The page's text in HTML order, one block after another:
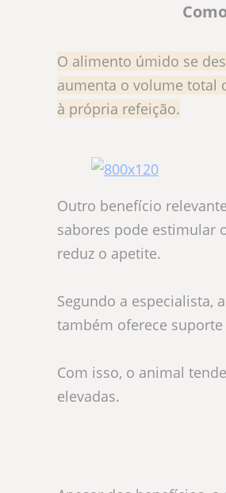
O alimento úmido se
aumenta o volume total
à própria refeição.
Outro benefício
sabores pode estimular
reduz o apetite.
Segundo a
também oferece
Com isso, o animal
elevadas.